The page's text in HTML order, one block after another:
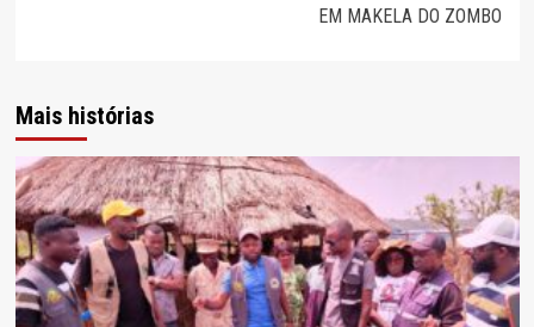
EM MAKELA DO ZOMBO
Mais histórias